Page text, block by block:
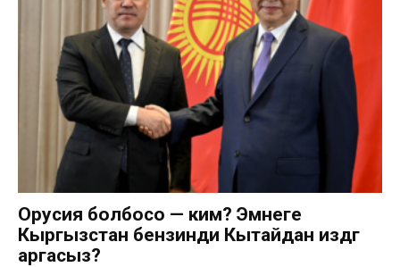
Орусия болбосо — ким? Эмнеге
Кыргызстан бензинди Кытайдан издөөгө
аргасыз?